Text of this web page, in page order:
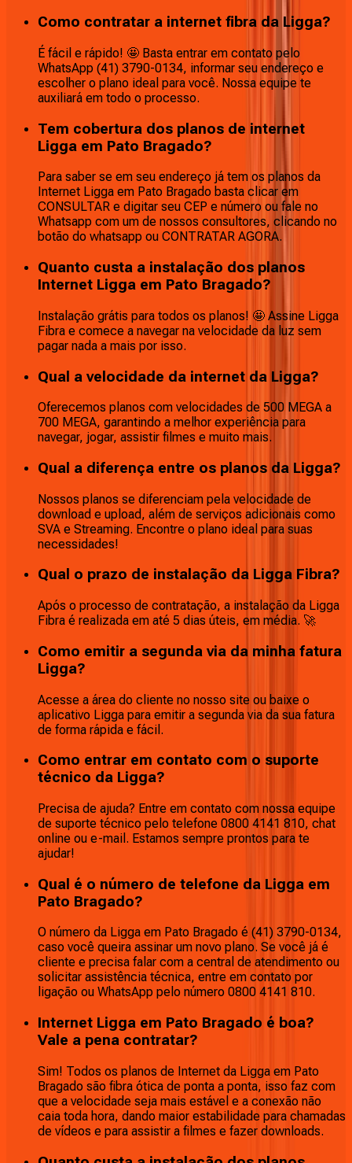
Como contratar a internet fibra da Ligga?
É fácil e rápido! 🤩 Basta entrar em contato pelo
WhatsApp (41) 3790-0134, informar seu endereço e
escolher o plano ideal para você. Nossa equipe te
auxiliará em todo o processo.
Tem cobertura dos planos de internet
Ligga em Pato Bragado?
Para saber se em seu endereço já tem os planos da
Internet Ligga em Pato Bragado basta clicar em
CONSULTAR e digitar seu CEP e número ou fale no
Whatsapp com um de nossos consultores, clicando no
botão do whatsapp ou CONTRATAR AGORA.
Quanto custa a instalação dos planos
Internet Ligga em Pato Bragado?
Instalação grátis para todos os planos! 🤩 Assine Ligga
Fibra e comece a navegar na velocidade da luz sem
pagar nada a mais por isso.
Qual a velocidade da internet da Ligga?
Oferecemos planos com velocidades de 500 MEGA a
700 MEGA, garantindo a melhor experiência para
navegar, jogar, assistir filmes e muito mais.
Qual a diferença entre os planos da Ligga?
Nossos planos se diferenciam pela velocidade de
download e upload, além de serviços adicionais como
SVA e Streaming. Encontre o plano ideal para suas
necessidades!
Qual o prazo de instalação da Ligga Fibra?
Após o processo de contratação, a instalação da Ligga
Fibra é realizada em até 5 dias úteis, em média. 🚀
Como emitir a segunda via da minha fatura
Ligga?
Acesse a área do cliente no nosso site ou baixe o
aplicativo Ligga para emitir a segunda via da sua fatura
de forma rápida e fácil.
Como entrar em contato com o suporte
técnico da Ligga?
Precisa de ajuda? Entre em contato com nossa equipe
de suporte técnico pelo telefone 0800 4141 810, chat
online ou e-mail. Estamos sempre prontos para te
ajudar!
Qual é o número de telefone da Ligga em
Pato Bragado?
O número da Ligga em Pato Bragado é (41) 3790-0134,
caso você queira assinar um novo plano. Se você já é
cliente e precisa falar com a central de atendimento ou
solicitar assistência técnica, entre em contato por
ligação ou WhatsApp pelo número 0800 4141 810.
Internet Ligga em Pato Bragado é boa?
Vale a pena contratar?
Sim! Todos os planos de Internet da Ligga em Pato
Bragado são fibra ótica de ponta a ponta, isso faz com
que a velocidade seja mais estável e a conexão não
caia toda hora, dando maior estabilidade para chamadas
de vídeos e para assistir a filmes e fazer downloads.